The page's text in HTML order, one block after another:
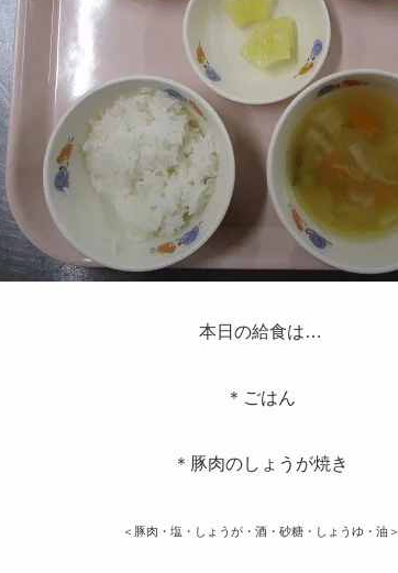
本日の給食は…
＊ごはん
＊豚肉のしょうが焼き
＜豚肉・塩・しょうが・酒・砂糖・しょうゆ・油＞